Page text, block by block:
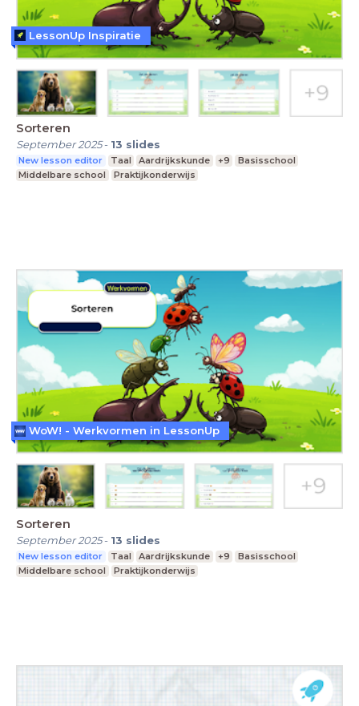
Sorteren
September 2025- 13 slides
New lesson editor Taal Aardrijkskunde +9
Basisschool
Middelbare school
Praktijkonderwijs
LessonUp Inspiratie
Sorteren
September 2025- 13 slides
New lesson editor Taal Aardrijkskunde +9
Basisschool
Middelbare school
Praktijkonderwijs
WoW! - Werkvormen in LessonUp